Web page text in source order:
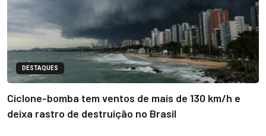
DESTAQUES
Ciclone-bomba tem ventos de mais de 130 km/h e
deixa rastro de destruição no Brasil